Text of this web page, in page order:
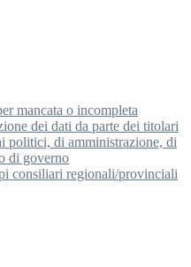
mancata o incompleta
dei dati da parte dei titolari
politici, di amministrazione, di
di governo
consiliari regionali/provinciali